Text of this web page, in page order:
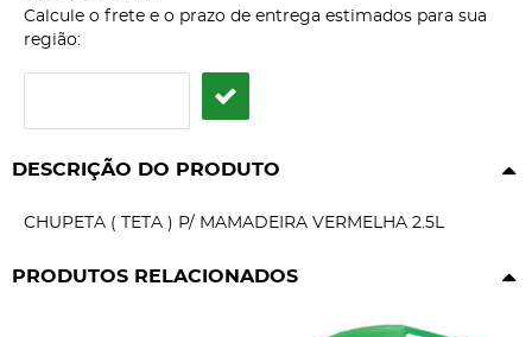
Calcule o frete e o prazo de entrega estimados para sua
região:
DESCRIÇÃO DO PRODUTO
CHUPETA ( TETA ) P/ MAMADEIRA VERMELHA 2.5L
PRODUTOS RELACIONADOS